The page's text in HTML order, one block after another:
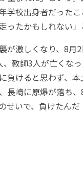
学校出身者だった
たかもしれない」
が激しくなり、8月
教師3人が亡くな
負けると思わず、
長崎に原爆が落ち
せいで、負けたん